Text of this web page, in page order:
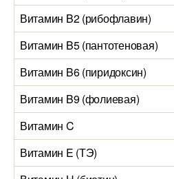
Витамин B2 (рибофлавин)
Витамин B5 (пантотеновая)
Витамин B6 (пиридоксин)
Витамин B9 (фолиевая)
Витамин C
Витамин E (ТЭ)